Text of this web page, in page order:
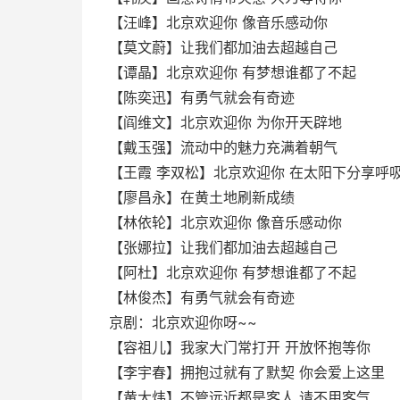
【汪峰】北京欢迎你 像音乐感动你
【莫文蔚】让我们都加油去超越自己
【谭晶】北京欢迎你 有梦想谁都了不起
【陈奕迅】有勇气就会有奇迹
【阎维文】北京欢迎你 为你开天辟地
【戴玉强】流动中的魅力充满着朝气
【王霞 李双松】北京欢迎你 在太阳下分享呼
【廖昌永】在黄土地刷新成绩
【林依轮】北京欢迎你 像音乐感动你
【张娜拉】让我们都加油去超越自己
【阿杜】北京欢迎你 有梦想谁都了不起
【林俊杰】有勇气就会有奇迹
京剧：北京欢迎你呀~~
【容祖儿】我家大门常打开 开放怀抱等你
【李宇春】拥抱过就有了默契 你会爱上这里